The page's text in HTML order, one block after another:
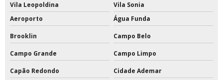
Tabela de basquete oficial em vidro temperado
Tabela de basquete oficial movel
Tabelas de basquete móvel
Vila Leopoldina
Vila Sonia
Aeroporto
Água Funda
Brooklin Campo Belo
Campo Grande Campo Limpo
Capão Redondo Cidade Ademar